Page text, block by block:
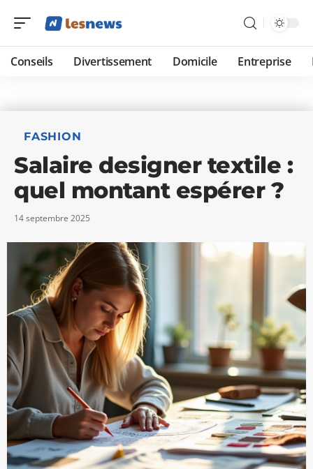
Conseils Divertissement Domicile Entreprise
FASHION
Salaire designer textile :
quel montant espérer ?
14 septembre 2025